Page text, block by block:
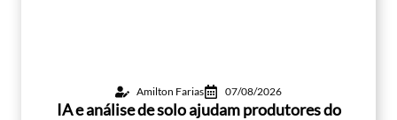
Amilton Farias 07/08/2026
IA e análise de solo ajudam produtores do